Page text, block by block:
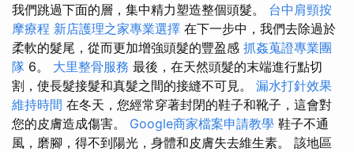
我們跳過下面的層，集中精力塑造整個頭髮。 台中肩頸按
摩療程 新店護理之家專業選擇 在下一步中，我們去除過於
柔軟的髮尾，從而更加增強頭髮的豐盈感 抓姦蒐證專業團
隊 6。 大里整骨服務 最後，在天然頭髮的末端進行點切
割，使長髮接髮和真髮之間的接縫不可見。 漏水打針效果
維持時間 在冬天，您經常穿著封閉的鞋子和靴子，這會對
您的皮膚造成傷害。 Google商家檔案申請教學 鞋子不通
風，磨腳，得不到陽光，身體和皮膚失去維生素。 該地區